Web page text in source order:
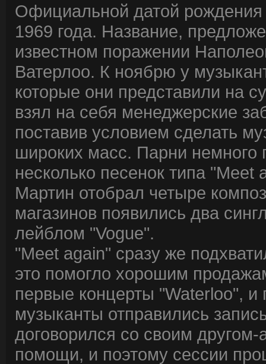
Официальной датой рождения
1969 года. Название,
известном поражении
Ватерлоо. К ноябрю у
которые они представили на
взял на себя менеджерские
поставив условием сделать
широких масс. Парни немного
несколько песенок типа
Мартин отобрал четыре
магазинов появились два
лейблом "Vogue".
"Meet again" сразу же
это помогло хорошим
первые концерты "Waterloo", и
музыканты отправились
договорился со своим
помощи, и поэтому сессии